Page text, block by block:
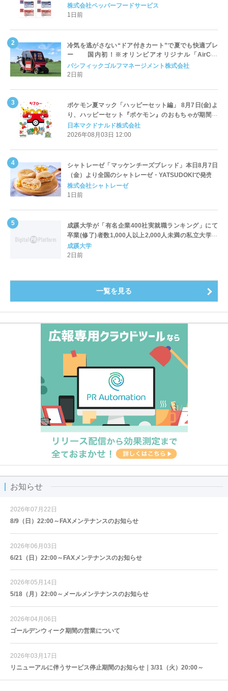
対応についてのご案内
株式会社ペッパーフードサービス
1日前
冷気を逃がさない“ドア付きカート”で夏でも快適プレ
ー 国内初！※オリンピアオリジナル「AirCon
Cart（エアコンカート）」導入 | ＰＧＭ
パシフィックゴルフマネージメント株式会社
2日前
ポケモン夏マック「ハッピーセット編」 8月7日(金)よ
り、ハッピーセット『ポケモン』のおもちゃが期間限
定登場
日本マクドナルド株式会社
2026年08月03日 12:00
シャトレーゼ「マッケンチーズブレッド」本日8月7日
（金）より全国のシャトレーゼ・YATSUDOKIで発売
株式会社シャトレーゼ
1日前
成蹊大学が「有名企業400社実就職ランキング」にて
卒業(修了)者数1,000人以上2,000人未満の私立大学で
全国第1位を獲得！～実就職率は26.5%（前年比＋
4.3pt）に伸長、東京の私立大学でも10位にランクイン
成蹊大学
2日前
一覧を見る
お知らせ
2026年07月22日
8/9（日）22:00～FAXメンテナンスのお知らせ
2026年06月03日
6/21（日）22:00～FAXメンテナンスのお知らせ
2026年05月14日
5/18（月）22:00～メールメンテナンスのお知らせ
2026年04月06日
ゴールデンウィーク期間の営業について
2026年03月17日
リニューアルに伴うサービス停止期間のお知らせ｜3/31（火）20:00～